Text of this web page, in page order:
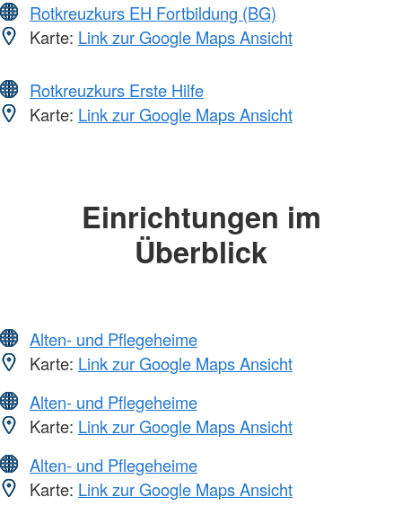
Rotkreuzkurs EH Fortbildung (BG)
Karte: Link zur Google Maps Ansicht
Rotkreuzkurs Erste Hilfe
Karte: Link zur Google Maps Ansicht
Einrichtungen im
Überblick
Alten- und Pflegeheime
Karte: Link zur Google Maps Ansicht
Alten- und Pflegeheime
Karte: Link zur Google Maps Ansicht
Alten- und Pflegeheime
Karte: Link zur Google Maps Ansicht